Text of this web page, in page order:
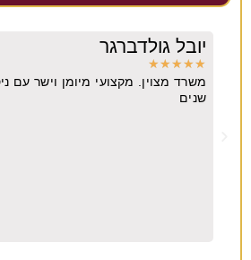
יובל גולדברגר
★
★
★
★
★
משרד מצוין. מקצועי מיומן וישר עם
שנים